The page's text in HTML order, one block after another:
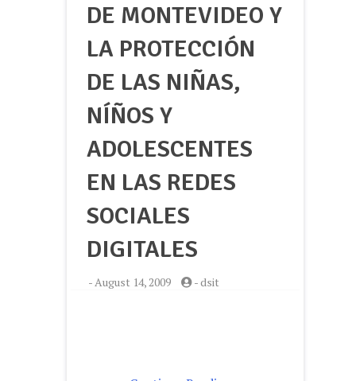
DE MONTEVIDEO Y
LA PROTECCIÓN
DE LAS NIÑAS,
NÍÑOS Y
ADOLESCENTES
EN LAS REDES
SOCIALES
DIGITALES
-August 14, 2009 -dsit